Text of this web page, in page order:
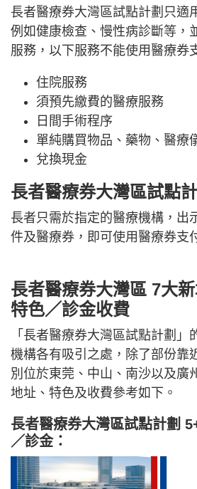
長者醫療券大灣區試點計劃只適
例如健康檢查、慢性病診斷等，
服務，以下服務不能使用醫療券
住院服務
須預先繳費的醫療服務
日間手術程序
單純購買物品、藥物、醫療
兌換現金
長者醫療券大灣區試點
長者只需於指定的醫療機構，出
件及醫療券，即可使用醫療券支
長者醫療券大灣區 7大
特色／診金收費
「長者醫療券大灣區試點計劃」
機構各有吸引之處，除了部份靠
別位於東莞、中山、南沙以及廣
地址、特色及收費參考如下。
長者醫療券大灣區試點計劃
／診金：